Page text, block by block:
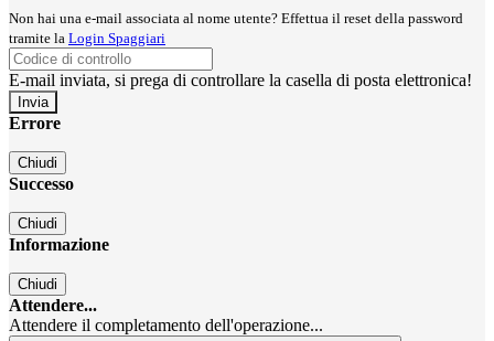
Non hai una e-mail associata al nome utente? Effettua il reset della password
tramite la Login Spaggiari
E-mail inviata, si prega di controllare la casella di posta elettronica!
Errore
Chiudi
Successo
Chiudi
Informazione
Chiudi
Attendere...
Attendere il completamento dell'operazione...